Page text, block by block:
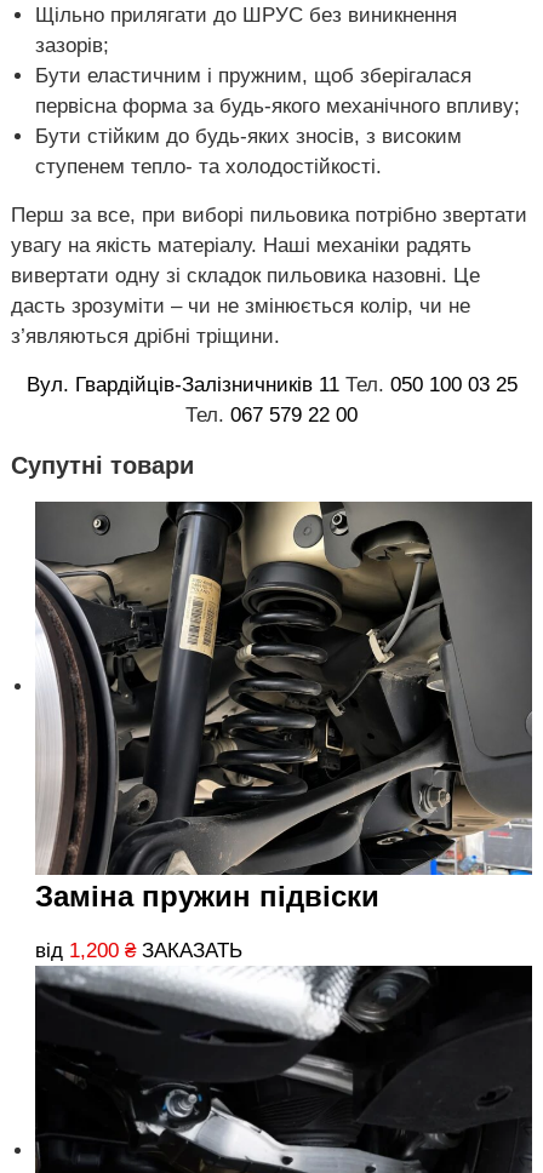
Щільно прилягати до ШРУС без виникнення
зазорів;
Бути еластичним і пружним, щоб зберігалася
первісна форма за будь-якого механічного впливу;
Бути стійким до будь-яких зносів, з високим
ступенем тепло- та холодостійкості.
Перш за все, при виборі пильовика потрібно звертати
увагу на якість матеріалу. Наші механіки радять
вивертати одну зі складок пильовика назовні. Це
дасть зрозуміти – чи не змінюється колір, чи не
з’являються дрібні тріщини.
Вул. Гвардійців-Залізничників 11Тел. 050 100 03 25
Тел. 067 579 22 00
Супутні товари
Заміна пружин підвіски
від 1,200 ₴ ЗАКАЗАТЬ